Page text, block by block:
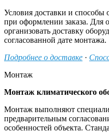
Условия доставки и способы
при оформлении заказа. Для
организовать доставку
согласованной дате монтажа.
Подробнее о доставке ·
Монтаж
Монтаж климатического
Монтаж выполняют
предварительным
особенностей объекта.